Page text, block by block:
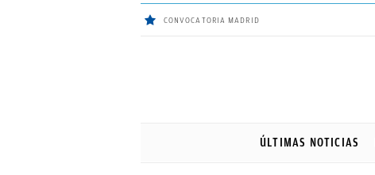
CONVOCATORIA MADRID
ÚLTIMAS NOTICIAS